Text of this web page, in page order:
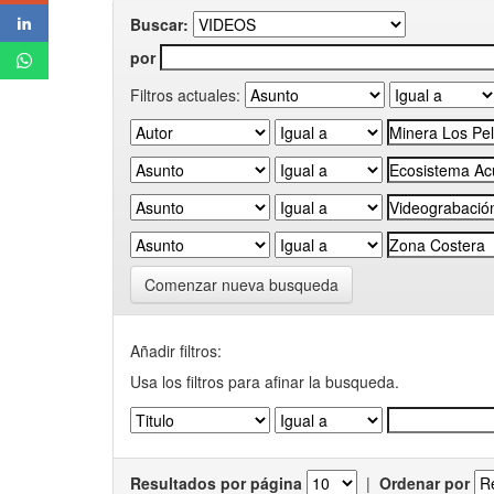
Buscar:
por
Filtros actuales:
Comenzar nueva busqueda
Añadir filtros:
Usa los filtros para afinar la busqueda.
Resultados por página | Ordenar por